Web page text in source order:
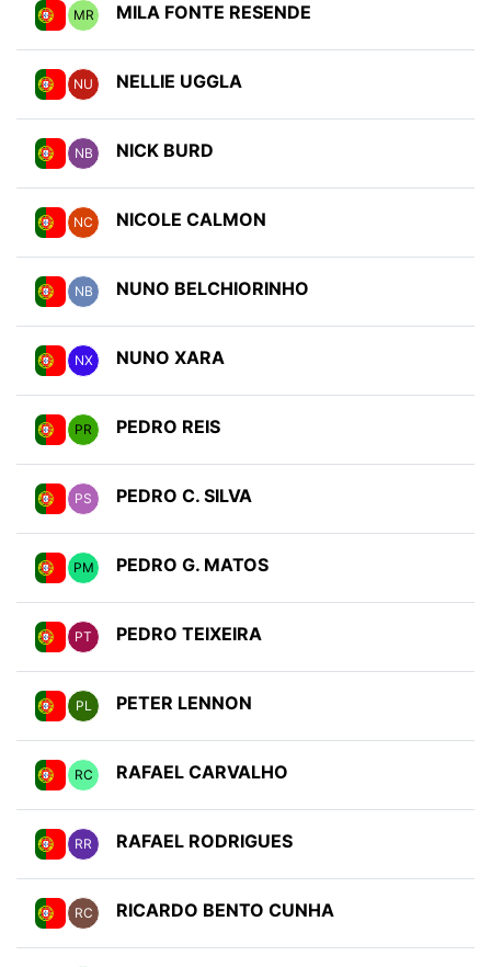
MR MILA FONTE RESENDE
NU NELLIE UGGLA
NB NICK BURD
NC NICOLE CALMON
NB NUNO BELCHIORINHO
NX NUNO XARA
PR PEDRO REIS
PS PEDRO C. SILVA
PM PEDRO G. MATOS
PT PEDRO TEIXEIRA
PL PETER LENNON
RC RAFAEL CARVALHO
RR RAFAEL RODRIGUES
RC RICARDO BENTO CUNHA